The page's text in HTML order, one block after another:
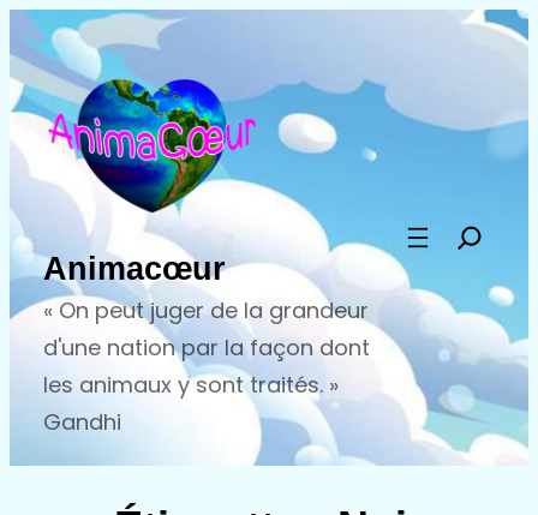
Aller
au
contenu
Animacœur
« On peut juger de la grandeur
d'une nation par la façon dont
les animaux y sont traités. »
Gandhi